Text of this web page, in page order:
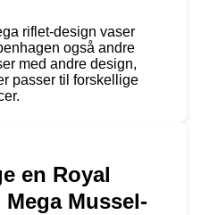
riflet-design vaser
også andre
med andre design,
passer til forskellige
en Royal
Mussel-